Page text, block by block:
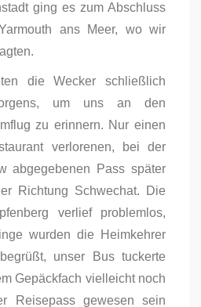
ging es zum Abschluss
ans Meer, wo wir
die Wecker schließlich
um uns an den
zu erinnern. Nur einen
verlorenen, bei der
abgegebenen Pass später
Richtung Schwechat. Die
verlief problemlos,
wurden die Heimkehrer
unser Bus tuckerte
Gepäckfach vielleicht noch
Reisepass gewesen sein